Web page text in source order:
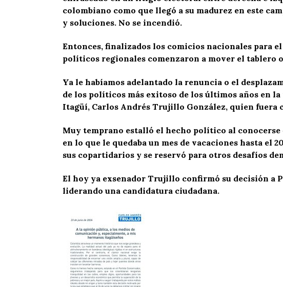
colombiano como que llegó a su madurez en este
y soluciones. No se incendió.
Entonces, finalizados los comicios nacionales para
políticos regionales comenzaron a mover el tablero
Ya le habíamos adelantado la renuncia o el
de los políticos más exitoso de los últimos años en
Itagüí, Carlos Andrés Trujillo González, quien fuera
Muy temprano estalló el hecho político al
en lo que le quedaba un mes de vacaciones hasta el
sus copartidarios y se reservó para otros desafíos
El hoy ya exsenador Trujillo confirmó su decisión a
liderando una candidatura ciudadana.